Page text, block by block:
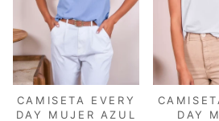
CAMISETA EVERY
DAY MUJER AZUL
DAY